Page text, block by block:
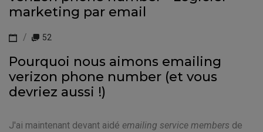
marketing par email
52
Pourquoi nous aimons emailing
verizon phone number (et vous
devriez aussi !)
J'ai maintenant devant aidé emailing service members de